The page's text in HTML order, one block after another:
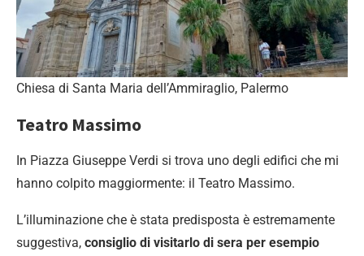
Chiesa di Santa Maria dell’Ammiraglio, Palermo
Teatro Massimo
In Piazza Giuseppe Verdi si trova uno degli edifici che mi
hanno colpito maggiormente: il Teatro Massimo.
L’illuminazione che è stata predisposta è estremamente
suggestiva, consiglio di visitarlo di sera per esempio